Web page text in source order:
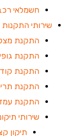
חשמלאי
שירותי התקנות
התקנת
התקנת
התקנת
התקנת
התקנת
שירותי
תיקון